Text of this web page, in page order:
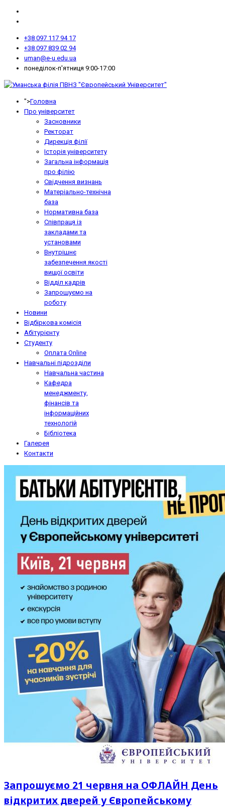
+38 097 117 94 17
+38 097 839 02 94
uman@e-u.edu.ua
понеділок-п'ятниця 9:00-17:00
">Головна
Про університет
Засновники
Ректорат
Дирекція філії
Історія університету
Загальна інформація
про філію
Свідчення визнань
Матеріально-технічна
база
Нормативна база
Співпраця із
закладами та
установами
Внутрішнє
забезпечення якості
вищої освіти
Відділ кадрів
Запрошуємо на
роботу
Новини
Відбіркова комісія
Абітурієнту
Студенту
Оплата Online
Навчальні підрозділи
Навчальна частина
Кафедра
менеджменту,
фінансів та
інформаційних
технологій
Бібліотека
Галерея
Контакти
Запрошуємо 21 червня на ОФЛАЙН День
відкритих дверей у Європейському